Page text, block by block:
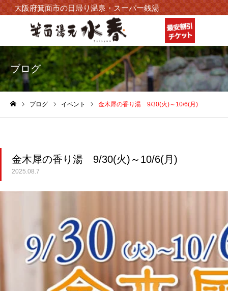
大阪府箕面市の日帰り温泉・スーパー銭湯
ブログ
ブログ イベント 金木犀の香り湯 9/30(火)～10/6(月)
金木犀の香り湯 9/30(火)～10/6(月)
2025.08.7